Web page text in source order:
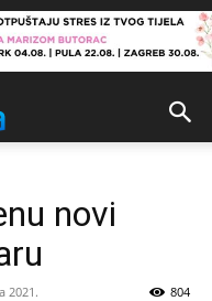
novi
2021. 804